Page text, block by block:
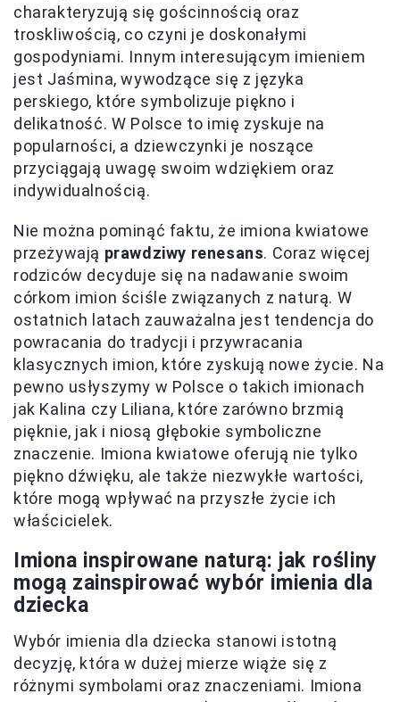
charakteryzują się gościnnością oraz
troskliwością, co czyni je doskonałymi
gospodyniami. Innym interesującym imieniem
jest Jaśmina, wywodzące się z języka
perskiego, które symbolizuje piękno i
delikatność. W Polsce to imię zyskuje na
popularności, a dziewczynki je noszące
przyciągają uwagę swoim wdziękiem oraz
indywidualnością.
Nie można pominąć faktu, że imiona kwiatowe
przeżywają prawdziwy renesans. Coraz więcej
rodziców decyduje się na nadawanie swoim
córkom imion ściśle związanych z naturą. W
ostatnich latach zauważalna jest tendencja do
powracania do tradycji i przywracania
klasycznych imion, które zyskują nowe życie. Na
pewno usłyszymy w Polsce o takich imionach
jak Kalina czy Liliana, które zarówno brzmią
pięknie, jak i niosą głębokie symboliczne
znaczenie. Imiona kwiatowe oferują nie tylko
piękno dźwięku, ale także niezwykłe wartości,
które mogą wpływać na przyszłe życie ich
właścicielek.
Imiona inspirowane naturą: jak rośliny
mogą zainspirować wybór imienia dla
dziecka
Wybór imienia dla dziecka stanowi istotną
decyzję, która w dużej mierze wiąże się z
różnymi symbolami oraz znaczeniami. Imiona